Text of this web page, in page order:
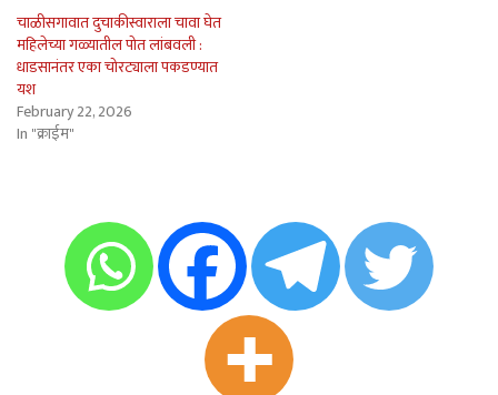
चाळीसगावात दुचाकीस्वाराला चावा घेत
महिलेच्या गळ्यातील पोत लांबवली :
धाडसानंतर एका चोरट्याला पकडण्यात
यश
February 22, 2026
In "क्राईम"